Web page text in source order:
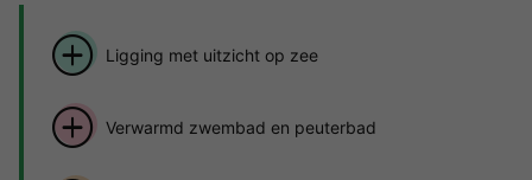
Ligging met uitzicht op zee
Verwarmd zwembad en peuterbad